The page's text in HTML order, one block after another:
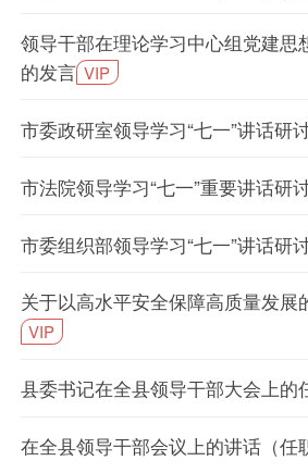
领导干部在理论学习中心组党建思
的发言 VIP
市委政研室领导学习“七一”讲话研
市法院领导学习“七一”重要讲话研
市委组织部领导学习“七一”讲话研
关于以高水平安全保障高质量发展
VIP
县委书记在全县领导干部大会上的
在全县领导干部会议上的讲话（任